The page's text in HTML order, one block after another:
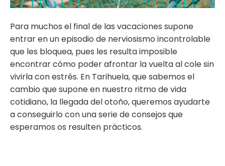
Para muchos el final de las vacaciones supone
entrar en un episodio de nerviosismo incontrolable
que les bloquea, pues les resulta imposible
encontrar cómo poder afrontar la vuelta al cole sin
vivirla conestrés. En Tarihuela, que sabemos el
cambio que supone en nuestro ritmo de vida
cotidiano, la llegada del otoño, queremos ayudarte
a conseguirlo con una serie de consejos que
esperamos os resulten prácticos.